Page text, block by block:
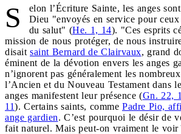
S
elon l’Écriture Sainte, les anges
Dieu "envoyés en service pour
du salut" (He. 1, 14). "Ces esprits
mission de nous protéger, de nous
disait saint Bernard de Clairvaux, grand
éminent de la dévotion envers les anges
n’ignorent pas généralement les
l’Ancien et du Nouveau Testament dans
anges manifestent leur présence (Gn. 22,
11). Certains saints, comme Padre Pio,
ange gardien. C’est pourquoi le désir de
fait naturel. Mais peut-on vraiment le voir